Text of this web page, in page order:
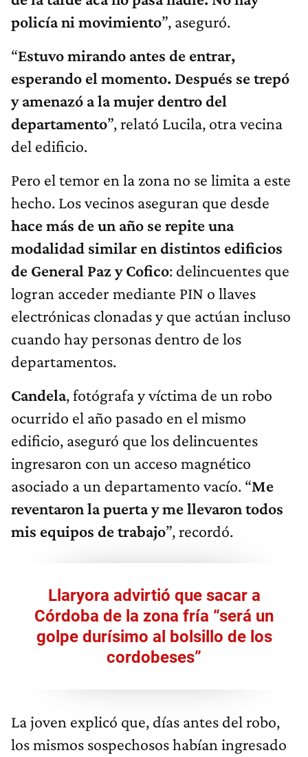
policía ni movimiento”, aseguró.
“Estuvo mirando antes de entrar,
esperando el momento. Después se trepó
y amenazó a la mujer dentro del
departamento”, relató Lucila, otra vecina
del edificio.
Pero el temor en la zona no se limita a este
hecho. Los vecinos aseguran que desde
hace más de un año se repite una
modalidad similar en distintos edificios
de General Paz y Cofico: delincuentes que
logran acceder mediante PIN o llaves
electrónicas clonadas y que actúan incluso
cuando hay personas dentro de los
departamentos.
Candela, fotógrafa y víctima de un robo
ocurrido el año pasado en el mismo
edificio, aseguró que los delincuentes
ingresaron con un acceso magnético
asociado a un departamento vacío. “Me
reventaron la puerta y me llevaron todos
mis equipos de trabajo”, recordó.
Llaryora advirtió que sacar a
Córdoba de la zona fría “será un
golpe durísimo al bolsillo de los
cordobeses”
La joven explicó que, días antes del robo,
los mismos sospechosos habían ingresado